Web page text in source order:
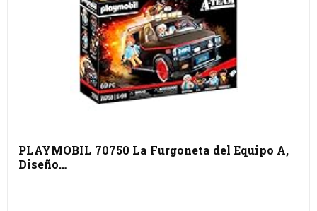
PLAYMOBIL 70750 La Furgoneta del Equipo A,
Diseño…